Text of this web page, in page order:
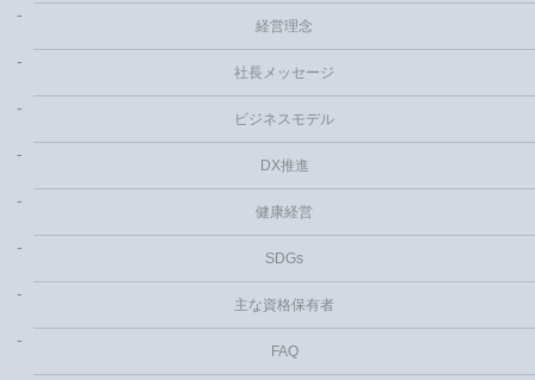
経営理念
社長メッセージ
ビジネスモデル
DX推進
健康経営
SDGs
主な資格保有者
FAQ